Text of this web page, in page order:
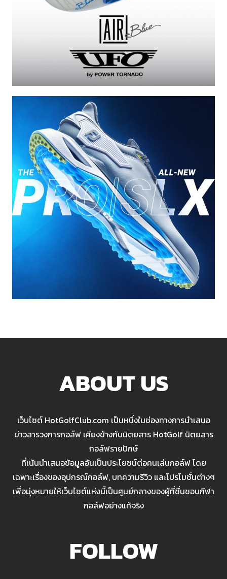
ABOUT US
เว็บไซต์ HotGolfClub.com เป็นหนึ่งในช่องทางการนำเสนอ
ข่าวสารวงการกอล์ฟ เคียงข้างกับนิตยสาร HotGolf นิตยสาร
กอล์ฟรายปักษ์
ที่เน้นนำเสนอข้อมูลอันเป็นประโยชน์ต่อคนเล่นกอล์ฟ โดย
เฉพาะเรื่องของอุปกรณ์กอล์ฟ, บทความรีวิว และโปรโมชั่นต่างๆ
เพื่อมุ่งหมายให้เว็บไซต์แห่งนี้เป็นศูนย์กลางของผู้ที่ชื่นชอบกีฬา
กอล์ฟอย่างแท้จริง
FOLLOW